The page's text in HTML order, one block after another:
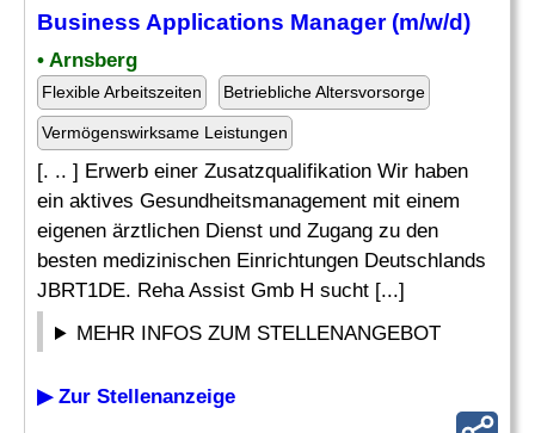
Business Applications Manager (m/w/d)
• Arnsberg
Flexible Arbeitszeiten Betriebliche Altersvorsorge
Vermögenswirksame Leistungen
[. .. ] Erwerb einer Zusatzqualifikation Wir haben
ein aktives Gesundheitsmanagement mit einem
eigenen ärztlichen Dienst und Zugang zu den
besten medizinischen Einrichtungen Deutschlands
JBRT1DE. Reha Assist Gmb H sucht [...]
MEHR INFOS ZUM STELLENANGEBOT
▶ Zur Stellenanzeige